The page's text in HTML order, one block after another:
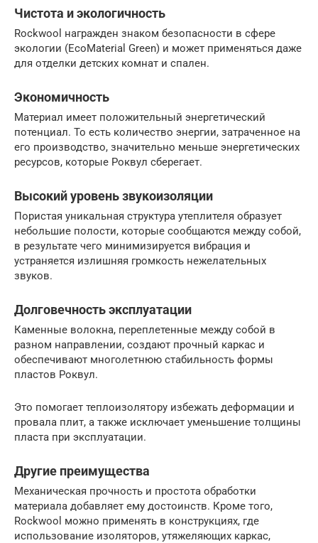
Чистота и экологичность
Rockwool награжден знаком безопасности в сфере
экологии (EcoMaterial Green) и может применяться даже
для отделки детских комнат и спален.
Экономичность
Материал имеет положительный энергетический
потенциал. То есть количество энергии, затраченное на
его производство, значительно меньше энергетических
ресурсов, которые Роквул сберегает.
Высокий уровень звукоизоляции
Пористая уникальная структура утеплителя образует
небольшие полости, которые сообщаются между собой,
в результате чего минимизируется вибрация и
устраняется излишняя громкость нежелательных
звуков.
Долговечность эксплуатации
Каменные волокна, переплетенные между собой в
разном направлении, создают прочный каркас и
обеспечивают многолетнюю стабильность формы
пластов Роквул.
Это помогает теплоизолятору избежать деформации и
провала плит, а также исключает уменьшение толщины
пласта при эксплуатации.
Другие преимущества
Механическая прочность и простота обработки
материала добавляет ему достоинств. Кроме того,
Rockwool можно применять в конструкциях, где
использование изоляторов, утяжеляющих каркас,